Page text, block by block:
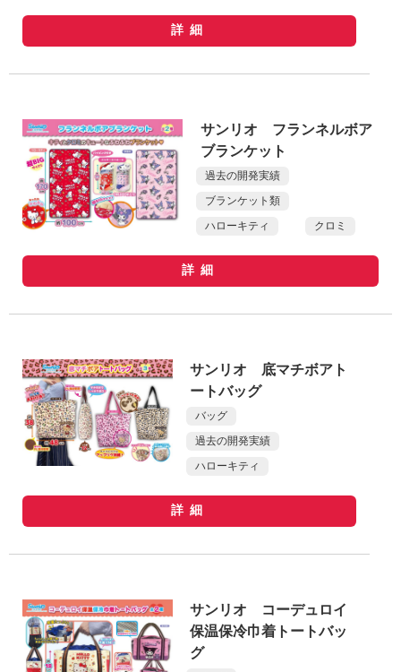
詳細
サンリオ フランネルボア
ブランケット
過去の開発実績
ブランケット類
ハローキティ クロミ
詳細
サンリオ 底マチボアト
ートバッグ
バッグ
過去の開発実績
ハローキティ
詳細
サンリオ コーデュロイ
保温保冷巾着トートバッ
グ